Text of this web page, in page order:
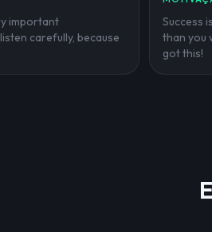
important
carefully, because
Success
than you
got this!